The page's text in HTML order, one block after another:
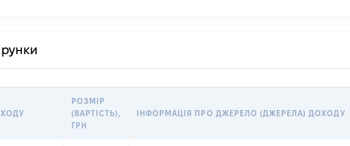
РОЗМІР
(ВАРТІСТЬ),
ГРН
ІНФОРМАЦІЯ ПРО ДЖЕРЕЛО (ДЖЕРЕЛА) ДОХОДУ